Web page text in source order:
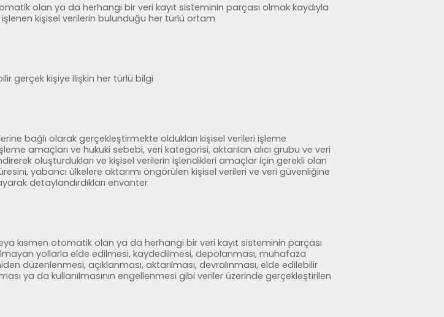
olan ya da herhangi bir veri kayıt sisteminin parçası olmak kaydıyla
kişisel verilerin bulunduğu her türlü ortam
gerçek kişiye ilişkin her türlü bilgi
bağlı olarak gerçekleştirmekte oldukları kişisel verileri işleme
amaçları ve hukuki sebebi, veri kategorisi, aktarılan alıcı grubu ve veri
oluşturdukları ve kişisel verilerin işlendikleri amaçlar için gerekli olan
yabancı ülkelere aktarımı öngörülen kişisel verileri ve veri güvenliğine
detaylandırdıkları envanter
kısmen otomatik olan ya da herhangi bir veri kayıt sisteminin parçası
yollarla elde edilmesi, kaydedilmesi, depolanması, muhafaza
düzenlenmesi, açıklanması, aktarılması, devralınması, elde edilebilir
ya da kullanılmasının engellenmesi gibi veriler üzerinde gerçekleştirilen